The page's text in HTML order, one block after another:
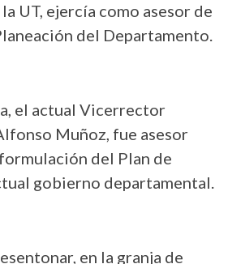
UT, ejercía como asesor de
del Departamento.
el actual Vicerrector
Muñoz, fue asesor
del Plan de
gobierno departamental.
en la granja de